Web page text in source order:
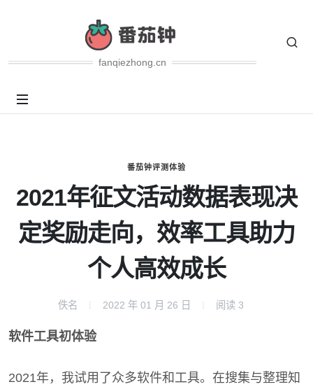
fanqiezhong.cn
番茄钟评测体验
2021年征文活动数据表现决
定奖励走向，效率工具助力
个人高效成长
佚名 2022 年 01 月 26 日 阅读 3
软件工具初体验
2021年，我试用了众多软件和工具。在搜集与整理知